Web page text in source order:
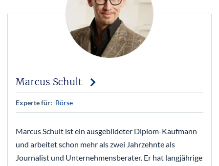
Marcus Schult
Experte für: Börse
Marcus Schult ist ein ausgebildeter Diplom-Kaufmann
und arbeitet schon mehr als zwei Jahrzehnte als
Journalist und Unternehmensberater. Er hat langjährige